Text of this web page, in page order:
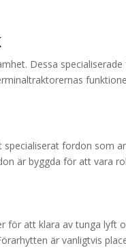
Dessa
fordon som
är byggda för att vara
att klara av tunga lyft
är vanligtvis